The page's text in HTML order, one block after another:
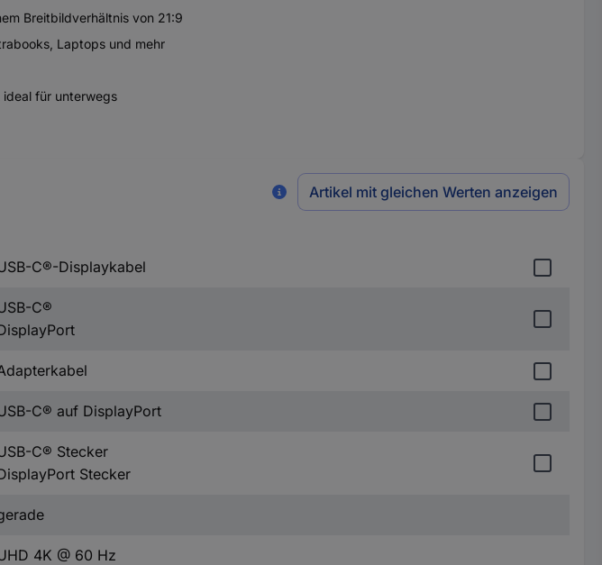
Breitbildverhältnis von 21:9
Laptops und mehr
für unterwegs
Artikel mit gleichen Werten anzeigen
C®-Displaykabel
C®
C® auf DisplayPort
C® Stecker
Stecker
4K @ 60 Hz